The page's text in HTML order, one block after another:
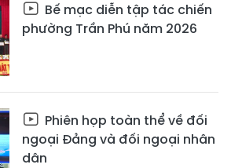
Bế mạc diễn tập tác chiến
phường Trần Phú năm 2026
Phiên họp toàn thể về đối
ngoại Đảng và đối ngoại nhân
dân